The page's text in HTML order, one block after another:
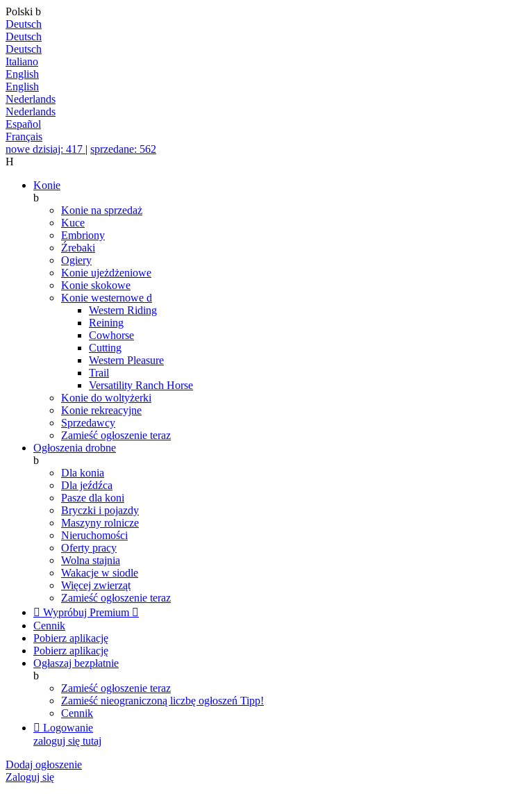
Polski b
Deutsch
Deutsch
Deutsch
Italiano
English
English
Nederlands
Nederlands
Español
Français
nowe dzisiaj: 417 | sprzedane: 562
H
Konie
b
Konie na sprzedaż
Kuce
Embriony
Źrebaki
Ogiery
Konie ujeżdżeniowe
Konie skokowe
Konie westernowe d
Western Riding
Reining
Cowhorse
Cutting
Western Pleasure
Trail
Versatility Ranch Horse
Konie do woltyżerki
Konie rekreacyjne
Sprzedawcy
Zamieść ogłoszenie teraz
Ogłoszenia drobne
b
Dla konia
Dla jeźdźca
Pasze dla koni
Bryczki i pojazdy
Maszyny rolnicze
Nieruchomości
Oferty pracy
Wolna stajnia
Wakacje w siodle
Więcej zwierząt
Zamieść ogłoszenie teraz
 Wypróbuj Premium 
Cennik
Pobierz aplikację
Pobierz aplikację
Ogłaszaj bezpłatnie
b
Zamieść ogłoszenie teraz
Zamieść nieograniczoną liczbę ogłoszeń Tipp!
Cennik
 Logowanie
zaloguj się tutaj
Dodaj ogłoszenie
Zaloguj się